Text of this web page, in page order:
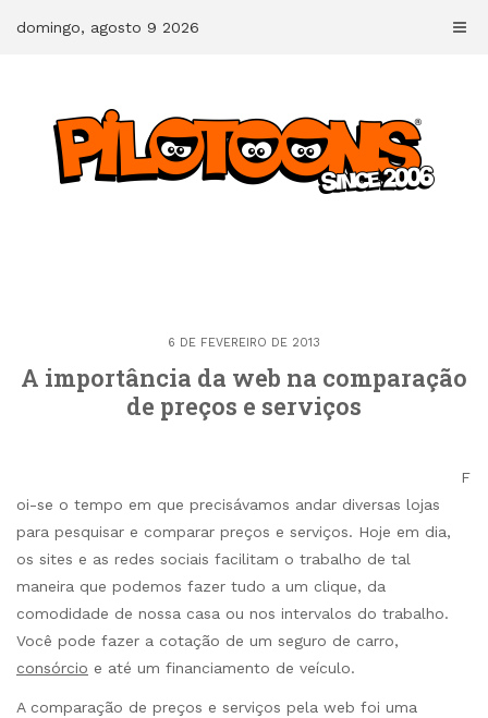
domingo, agosto 9 2026
6 DE FEVEREIRO DE 2013
A importância da web na comparação
de preços e serviços
F
oi-se o tempo em que precisávamos andar diversas lojas
para pesquisar e comparar preços e serviços. Hoje em dia,
os sites e as redes sociais facilitam o trabalho de tal
maneira que podemos fazer tudo a um clique, da
comodidade de nossa casa ou nos intervalos do trabalho.
Você pode fazer a cotação de um seguro de carro,
consórcio e até um financiamento de veículo.
A comparação de preços e serviços pela web foi uma